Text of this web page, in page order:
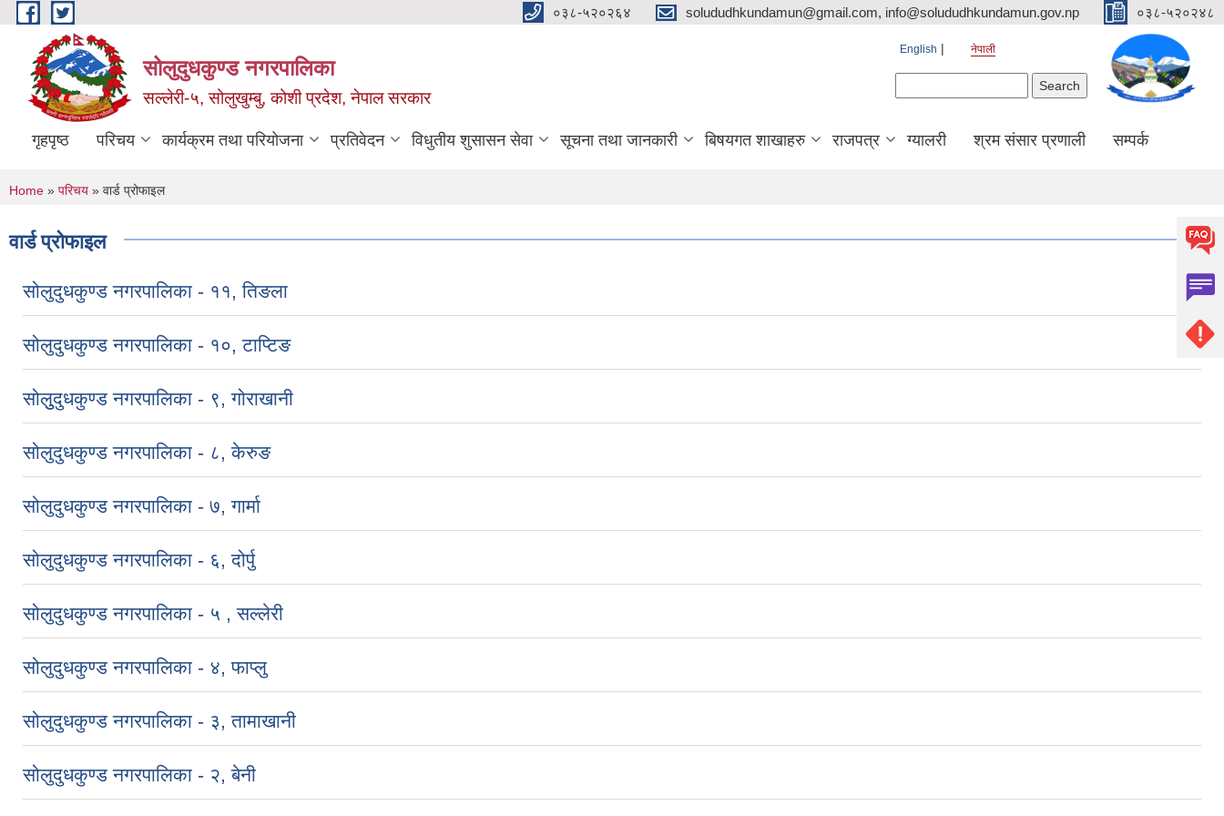
Skip to main content ०३८-५२०२६४ solududhkundamun@gmail.com, info@solududhkundamun.gov.np ०३८-५२०२४८
सोलुदुधकुण्ड नगरपालिका
सल्लेरी-५, सोलुखुम्बु, कोशी प्रदेश, नेपाल सरकार
English नेपाली
गृहपृष्ठ परिचय कार्यक्रम तथा परियोजना प्रतिवेदन विधुतीय शुसासन सेवा सूचना तथा जानकारी बिषयगत शाखाहरु राजपत्र ग्यालरी श्रम संसार प्रणाली सम्पर्क
You are here
Home » परिचय » वार्ड प्रोफाइल
वार्ड प्रोफाइल
सोलुदुधकुण्ड नगरपालिका - ११, तिङला
सोलुदुधकुण्ड नगरपालिका - १०, टाप्टिङ
सोलुुदुधकुण्ड नगरपालिका - ९, गोराखानी
सोलुदुधकुण्ड नगरपालिका - ८, केरुङ
सोलुदुधकुण्ड नगरपालिका - ७, गार्मा
सोलुदुधकुण्ड नगरपालिका - ६, दोर्पु
सोलुदुधकुण्ड नगरपालिका - ५ , सल्लेरी
सोलुदुधकुण्ड नगरपालिका - ४, फाप्लु
सोलुदुधकुण्ड नगरपालिका - ३, तामाखानी
सोलुदुधकुण्ड नगरपालिका - २, बेनी